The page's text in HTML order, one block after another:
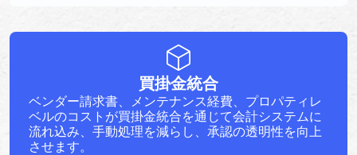
買掛金統合
ベンダー請求書、メンテナンス経費、プロパティレ
ベルのコストが買掛金統合を通じて会計システムに
流れ込み、手動処理を減らし、承認の透明性を向上
させます。